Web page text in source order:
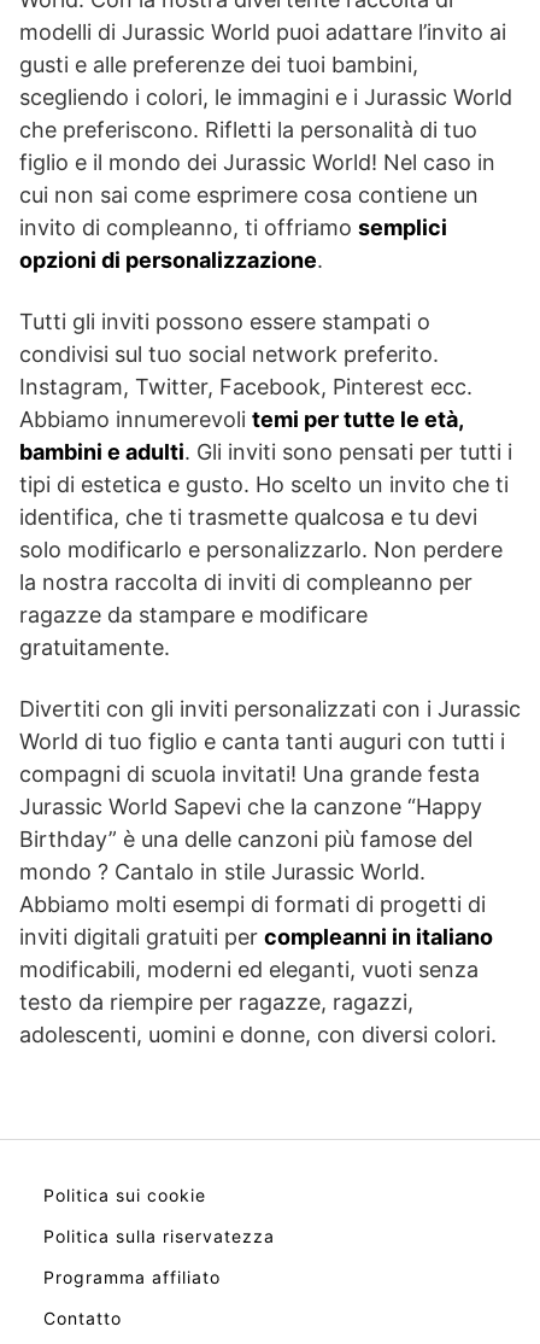
modelli di Jurassic World puoi adattare l’invito ai
gusti e alle preferenze dei tuoi bambini,
scegliendo i colori, le immagini e i Jurassic World
che preferiscono. Rifletti la personalità di tuo
figlio e il mondo dei Jurassic World! Nel caso in
cui non sai come esprimere cosa contiene un
invito di compleanno, ti offriamo semplici
opzioni di personalizzazione.
Tutti gli inviti possono essere stampati o
condivisi sul tuo social network preferito.
Instagram, Twitter, Facebook, Pinterest ecc.
Abbiamo innumerevoli temi per tutte le età,
bambini e adulti. Gli inviti sono pensati per tutti i
tipi di estetica e gusto. Ho scelto un invito che ti
identifica, che ti trasmette qualcosa e tu devi
solo modificarlo e personalizzarlo. Non perdere
la nostra raccolta di inviti di compleanno per
ragazze da stampare e modificare
gratuitamente.
Divertiti con gli inviti personalizzati con i Jurassic
World di tuo figlio e canta tanti auguri con tutti i
compagni di scuola invitati! Una grande festa
Jurassic World Sapevi che la canzone “Happy
Birthday” è una delle canzoni più famose del
mondo ? Cantalo in stile Jurassic World.
Abbiamo molti esempi di formati di progetti di
inviti digitali gratuiti per compleanni in italiano
modificabili, moderni ed eleganti, vuoti senza
testo da riempire per ragazze, ragazzi,
adolescenti, uomini e donne, con diversi colori.
Politica sui cookie
Politica sulla riservatezza
Programma affiliato
Contatto